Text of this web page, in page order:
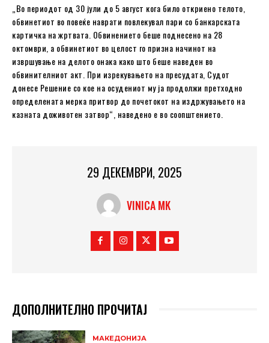
„Во периодот од 30 јули до 5 август кога било откриено телото,
обвинетиот во повеќе наврати повлекувал пари со банкарската
картичка на жртвата. Обвинението беше поднесено на 28
октомври, а обвинетиот во целост го призна начинот на
извршување на делото онака како што беше наведен во
обвинителниот акт. При изрекувањето на пресудата, Судот
донесе Решение со кое на осудениот му ја продолжи претходно
определената мерка притвор до почетокот на издржувањето на
казната доживотен затвор“, наведено е во соопштението.
29 ДЕКЕМВРИ, 2025
VINICA MK
ДОПОЛНИТЕЛНО ПРОЧИТАЈ
МАКЕДОНИЈА